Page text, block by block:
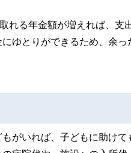
れる年金額が増えれば、支
ゆとりができるため、余っ
がいれば、子どもに助けて